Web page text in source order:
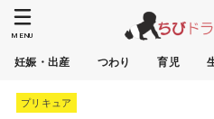
妊娠・出産 つわり 育児
MENU
プリキュア